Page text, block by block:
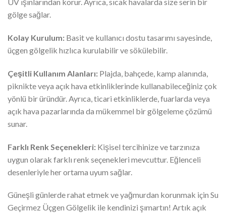
gölge sağlar.
Kolay Kurulum: Basit ve kullanıcı dostu tasarımı sayesinde,
üçgen gölgelik hızlıca kurulabilir ve sökülebilir.
Çeşitli Kullanım Alanları: Plajda, bahçede, kamp alanında,
piknikte veya açık hava etkinliklerinde kullanabileceğiniz çok
yönlü bir üründür. Ayrıca, ticari etkinliklerde, fuarlarda veya
açık hava pazarlarında da mükemmel bir gölgeleme çözümü
sunar.
Farklı Renk Seçenekleri: Kişisel tercihinize ve tarzınıza
uygun olarak farklı renk seçenekleri mevcuttur. Eğlenceli
desenleriyle her ortama uyum sağlar.
Güneşli günlerde rahat etmek ve yağmurdan korunmak için Su
Geçirmez Üçgen Gölgelik ile kendinizi şımartın! Artık açık